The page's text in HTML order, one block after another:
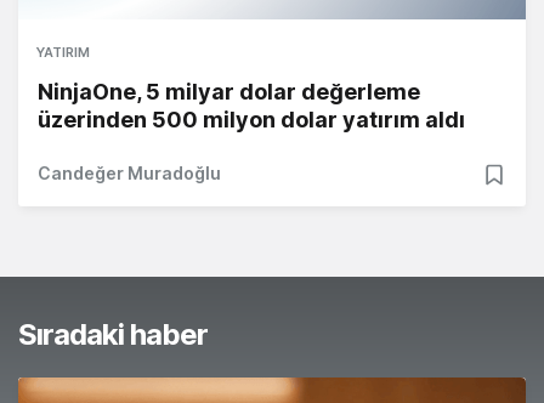
YATIRIM
NinjaOne, 5 milyar dolar değerleme
üzerinden 500 milyon dolar yatırım aldı
Candeğer Muradoğlu
Sıradaki haber